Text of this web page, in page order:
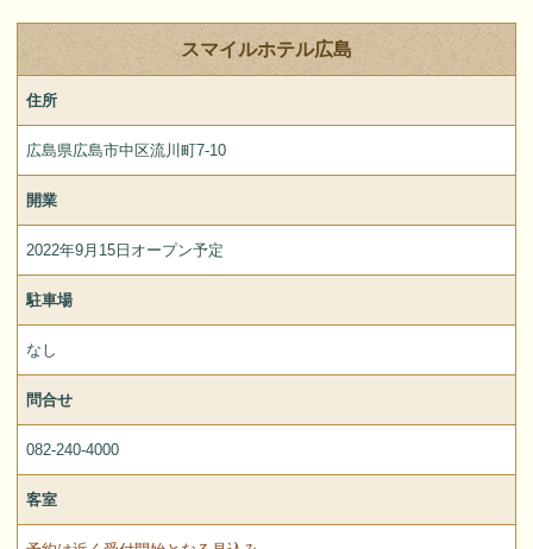
スマイルホテル広島
住所
広島県広島市中区流川町7-10
開業
2022年9月15日オープン予定
駐車場
なし
問合せ
082-240-4000
客室